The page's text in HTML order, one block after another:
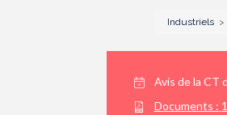
Industriels
Avis de la CT
Documents : 1